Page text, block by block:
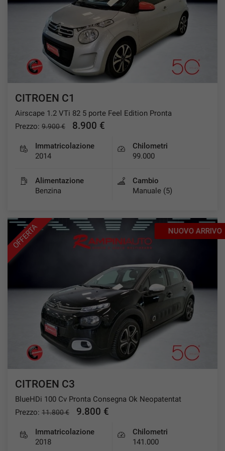
VALUTAZIONE USATO
I NOSTRI SERVIZI
RAMPINI SERVICE
CONTATTI
NEWS
CITROEN C1
Airscape 1.2 VTi 82 5 porte Feel Edition Pronta
Prezzo: 9.900 € 8.900 €
Immatricolazione
2014
Chilometri
99.000
Alimentazione
Benzina
Cambio
Manuale (5)
OFFERTA NUOVO ARRIVO
CITROEN C3
BlueHDi 100 Cv Pronta Consegna Ok Neopatentat
Prezzo: 11.800 € 9.800 €
Immatricolazione
2018
Chilometri
141.000
tracciamento
adottiamo
funzionalità
svolgere
le
attività
di
seguito
Per
ottenere
sull'utilità
di
questi
strumenti
di
modificare
scelte
in
momento.